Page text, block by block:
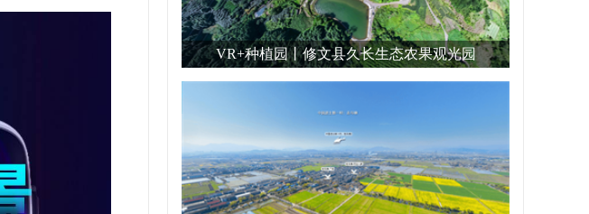
VR+种植园丨修文县久长生态农果观光园